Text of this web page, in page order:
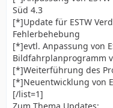
Süd 4.3
[*]Update für ESTW
Fehlerbehebung
[*]evtl. Anpassung von
Bildfahrplanprogramm
[*]Weiterführung des
[*]Neuentwicklung von
[/list=1]